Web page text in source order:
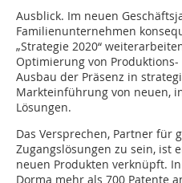
Ausblick. Im neuen
Familienunternehmen
„Strategie 2020“
Optimierung von
Ausbau der Präsenz in
Markteinführung von neuen,
Lösungen.
Das Versprechen, Partner für
Zugangslösungen zu sein, ist
neuen Produkten verknüpft.
Dorma mehr als 700 Patente